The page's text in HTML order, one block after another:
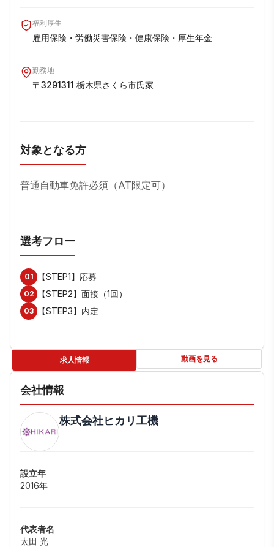
福利厚生
雇用保険・労働災害保険・健康保険・厚生年金
勤務地
〒3291311 栃木県さくら市氏家
対象となる方
普通自動車免許必須（AT限定可）
選考フロー
01 【STEP1】応募
02 【STEP2】面接（1回）
03 【STEP3】内定
求人情報 動画を見る
会社情報
株式会社ヒカリ工機
設立年
2016年
代表者名
太田 光